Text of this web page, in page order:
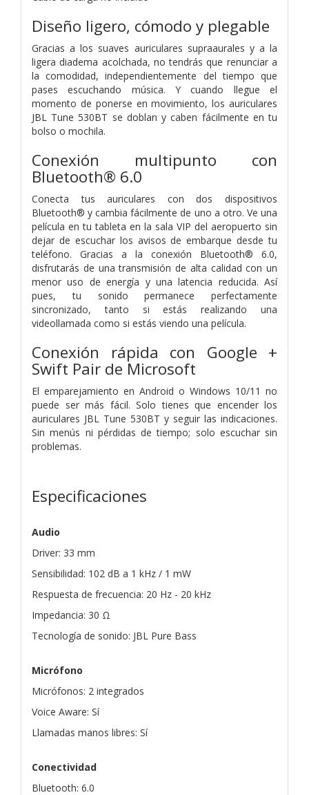
Diseño ligero, cómodo y plegable
Gracias a los suaves auriculares supraaurales y a la
ligera diadema acolchada, no tendrás que renunciar a
la comodidad, independientemente del tiempo que
pases escuchando música. Y cuando llegue el
momento de ponerse en movimiento, los auriculares
JBL Tune 530BT se doblan y caben fácilmente en tu
bolso o mochila.
Conexión multipunto con
Bluetooth® 6.0
Conecta tus auriculares con dos dispositivos
Bluetooth® y cambia fácilmente de uno a otro. Ve una
película en tu tableta en la sala VIP del aeropuerto sin
dejar de escuchar los avisos de embarque desde tu
teléfono. Gracias a la conexión Bluetooth® 6.0,
disfrutarás de una transmisión de alta calidad con un
menor uso de energía y una latencia reducida. Así
pues, tu sonido permanece perfectamente
sincronizado, tanto si estás realizando una
videollamada como si estás viendo una película.
Conexión rápida con Google +
Swift Pair de Microsoft
El emparejamiento en Android o Windows 10/11 no
puede ser más fácil. Solo tienes que encender los
auriculares JBL Tune 530BT y seguir las indicaciones.
Sin menús ni pérdidas de tiempo; solo escuchar sin
problemas.
Especificaciones
Audio
Driver: 33 mm
Sensibilidad: 102 dB a 1 kHz / 1 mW
Respuesta de frecuencia: 20 Hz - 20 kHz
Impedancia: 30 Ω
Tecnología de sonido: JBL Pure Bass
Micrófono
Micrófonos: 2 integrados
Voice Aware: Sí
Llamadas manos libres: Sí
Conectividad
Bluetooth: 6.0